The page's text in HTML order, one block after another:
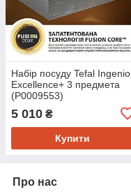
Набір посуду Tefal Ingenio
Exсellence+ 3 предмета
(P0009553)
5 010 ₴
Купити
Про нас